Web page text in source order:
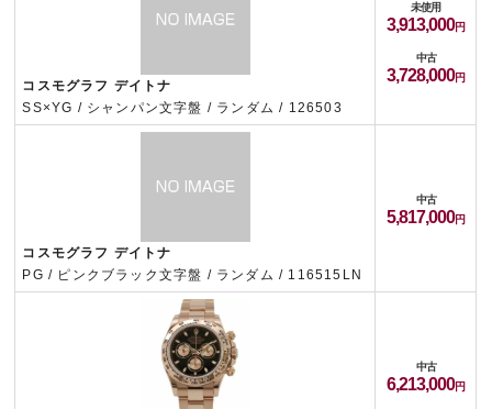
コスモグラフ デイトナ
SS×YG / シャンパン文字盤 / ランダム / 126503
未使用
3,913,000
中古
3,728,000
コスモグラフ デイトナ
PG / ピンクブラック文字盤 / ランダム / 116515LN
中古
5,817,000
中古
6,213,000